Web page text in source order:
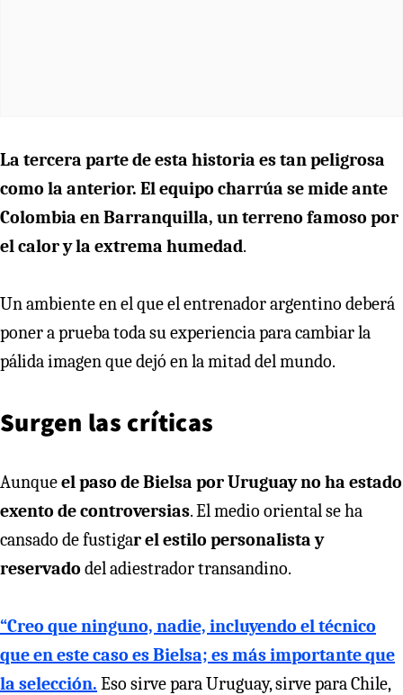
La tercera parte de esta historia es tan peligrosa
como la anterior. El equipo charrúa se mide ante
Colombia en Barranquilla, un terreno famoso por
el calor y la extrema humedad.
Un ambiente en el que el entrenador argentino deberá
poner a prueba toda su experiencia para cambiar la
pálida imagen que dejó en la mitad del mundo.
Surgen las críticas
Aunqueel paso de Bielsa por Uruguay no ha estado
exento de controversias. El medio oriental se ha
cansado de fustigar el estilo personalista y
reservado del adiestrador transandino.
“Creo que ninguno, nadie, incluyendo el técnico
que en este caso es Bielsa; es más importante que
la selección. Eso sirve para Uruguay, sirve para Chile,